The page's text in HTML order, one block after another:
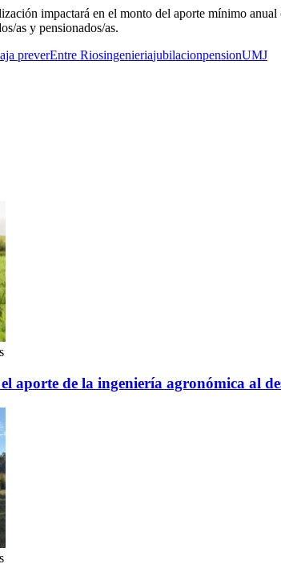
impactará en el monto del aporte mínimo
as y pensionados/as.
preverEntre RiosingenieriajubilacionpensionUMJ
aporte de la ingeniería agronómica al